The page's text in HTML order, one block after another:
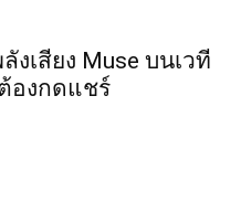
งเสียง Muse บนเวที
องกดแชร์